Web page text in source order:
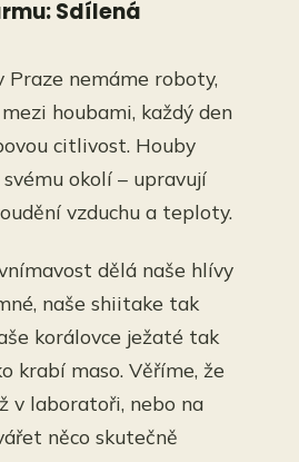
Sdílená
nemáme roboty,
houbami, každý den
citlivost. Houby
svému okolí – upravují
vzduchu a teploty.
dělá naše hlívy
naše shiitake tak
korálovce ježaté tak
krabí maso. Věříme, že
v laboratoři, nebo na
něco skutečně